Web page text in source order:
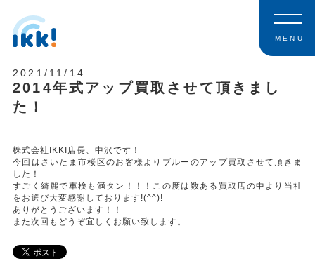
MENU
2021/11/14
2014年式アップ買取させて頂きまし
た！
株式会社IKKI店長、中沢です！
今回はさいたま市桜区のお客様よりブルーのアップ買取させて頂きま
した！
すごく綺麗で車検も満タン！！！この度は数ある買取店の中より当社
をお選び大変感謝しております!(^^)!
ありがとうございます！！
また次回もどうぞ宜しくお願い致します。